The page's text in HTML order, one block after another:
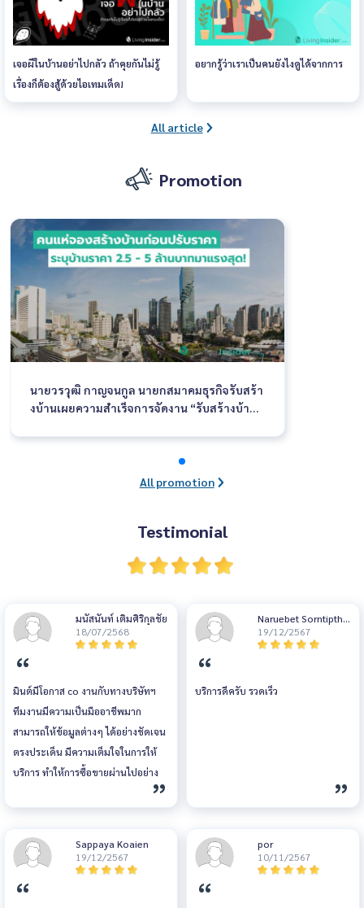
เจอผีในบ้านอย่าไปกลัว ถ้าคุยกันไม่รู้
เรื่องก็ต้องสู้ด้วยไอเทมเด็ด!
อยากรู้ว่าเราเป็นคนยังไงดูได้จากการ
All article
Promotion
นายวรวุฒิ กาญจนกูล นายกสมาคมธุรกิจรับสร้า
งบ้านเผยความสำเร็จการจัดงาน “รับสร้างบ้านแ
งาน ระหว่างวันที่ 30 มีนาคม - 3 เมษายน 2565
ณ อิมแพ็ค ฮอลล์ 8 เมืองทองธานี ได้รับกระแสต
อบรับอย่างดีมากจากผู้บริโภคที่เข้ามาชมแบบบ้า
All promotion
Testimonial
มนัสนันท์ เติมศิริกุลชัย
18/07/2568
มินต์มีโอกาส co งานกับทางบริษัทฯ
ทีมงานมีความเป็นมืออาชีพมาก
สามารถให้ข้อมูลต่างๆ ได้อย่างชัดเจน
ตรงประเด็น มีความเต็มใจในการให้
บริการ ทำให้การซื้อขายผ่านไปอย่าง
ราบรื่น ยินดีที่ได้ร่วมงานกันนะคะ หวัง
Naruebet Sorntiptha
weechai
19/12/2567
บริการดีครับ รวดเร็ว
Sappaya Koaien
19/12/2567
por
10/11/2567